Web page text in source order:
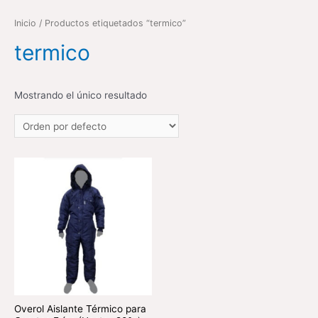
Inicio / Productos etiquetados “termico”
termico
Mostrando el único resultado
Overol Aislante Térmico para